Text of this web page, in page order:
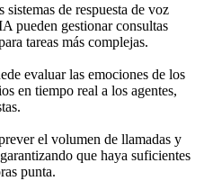
sistemas de respuesta de voz
pueden gestionar consultas
tareas más complejas.
evaluar las emociones de los
en tiempo real a los agentes,
el volumen de llamadas y
que haya suficientes
punta.